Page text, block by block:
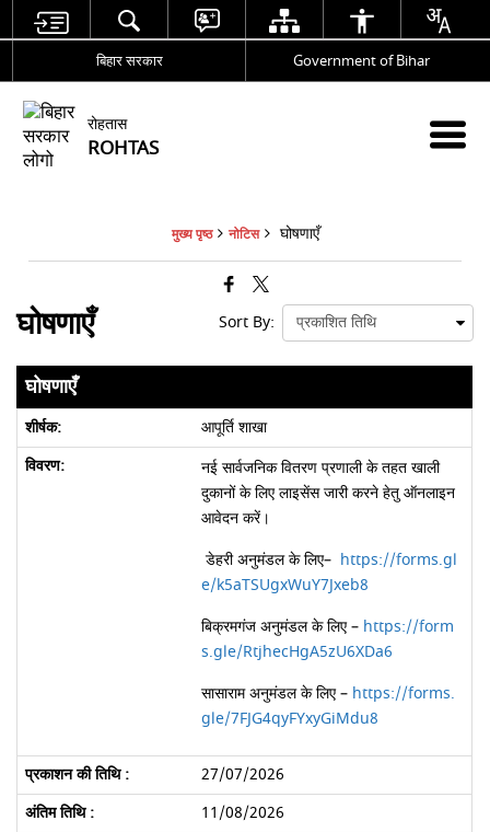
बिहार सरकार Government of Bihar
रोहतास
ROHTAS
मुख्य पृष्ठ नोटिस घोषणाएँ
घोषणाएँ Sort By:
घोषणाएँ
आपूर्ति शाखा
नई सार्वजनिक वितरण प्रणाली के तहत खाली
दुकानों के लिए लाइसेंस जारी करने हेतु ऑनलाइन
आवेदन करें।
डेहरी अनुमंडल के लिए– https://forms.gl
e/k5aTSUgxWuY7Jxeb8
बिक्रमगंज अनुमंडल के लिए – https://form
s.gle/RtjhecHgA5zU6XDa6
सासाराम अनुमंडल के लिए – https://forms.
gle/7FJG4qyFYxyGiMdu8
27/07/2026
11/08/2026